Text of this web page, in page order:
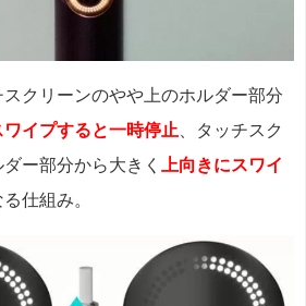
クリーンのやや上のホルダー部分
イプすると一時停止 、タッチスク
ー部分から大きく
上向きにスワイ
仕組み。